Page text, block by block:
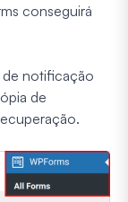
conseguirá
de notificação
de